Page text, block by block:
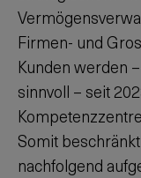
Firmen- und
Kunden werden
sinnvoll – seit
Somit
nachfolgend